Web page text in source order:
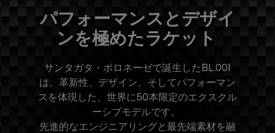
パフォーマンスとデザイ
ンを極めたラケット
サンタガタ・ボロネーゼで誕生したBL.001
は、革新性、デザイン、そしてパフォーマン
スを体現した、世界に50本限定のエクスクル
ーシブモデルです。
先進的なエンジニアリングと最先端素材を融